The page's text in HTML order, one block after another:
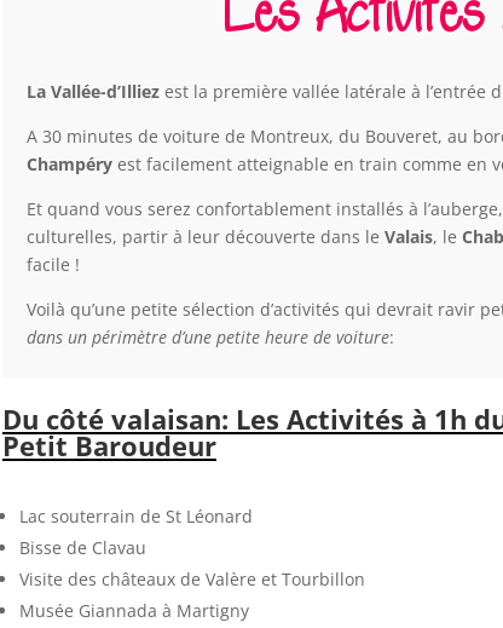
Les Activités
La Vallée-d’Illiezest la première vallée latérale à l’entrée
A 30 minutes de voiture de Montreux, du Bouveret, au
Champéryest facilement atteignable en train comme en
Et quand vous serez confortablement installés à
culturelles, partir à leur découverte dans le Valais, le
facile !
Voilà qu’une petite sélection d’activités qui devrait ravir
dans un périmètre d’une petite heure de voiture:
Du côté valaisan: Les Activités à 1h
Petit Baroudeur
Lac souterrain de St Léonard
Bisse de Clavau
Visite des châteaux de Valère et Tourbillon
Musée Giannada à Martigny